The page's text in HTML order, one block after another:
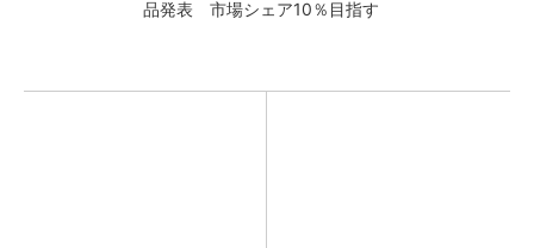
品発表 市場シェア10％目指す